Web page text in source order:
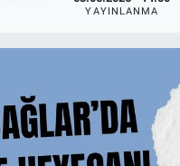
YAYINLANMA